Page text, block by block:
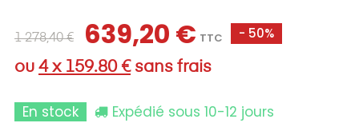
1 278,40 € 639,20 € TTC - 50%
ou 4 x 159.80 €sans frais
En stock Expédié sous 10-12 jours